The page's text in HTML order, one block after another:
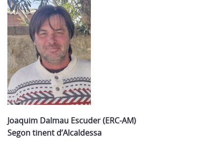
Joaquim Dalmau Escuder (ERC-AM)
Segon tinent d’Alcaldessa